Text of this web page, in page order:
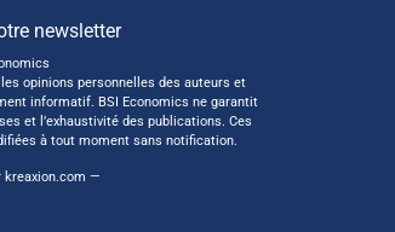
newsletter
opinions personnelles des auteurs et
informatif. BSI Economics ne garantit
et l’exhaustivité des publications. Ces
à tout moment sans notification.
kreaxion.com —